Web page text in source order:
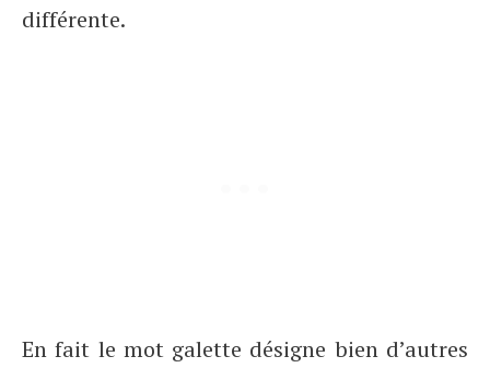
différente.
En fait le mot galette désigne bien d’autres